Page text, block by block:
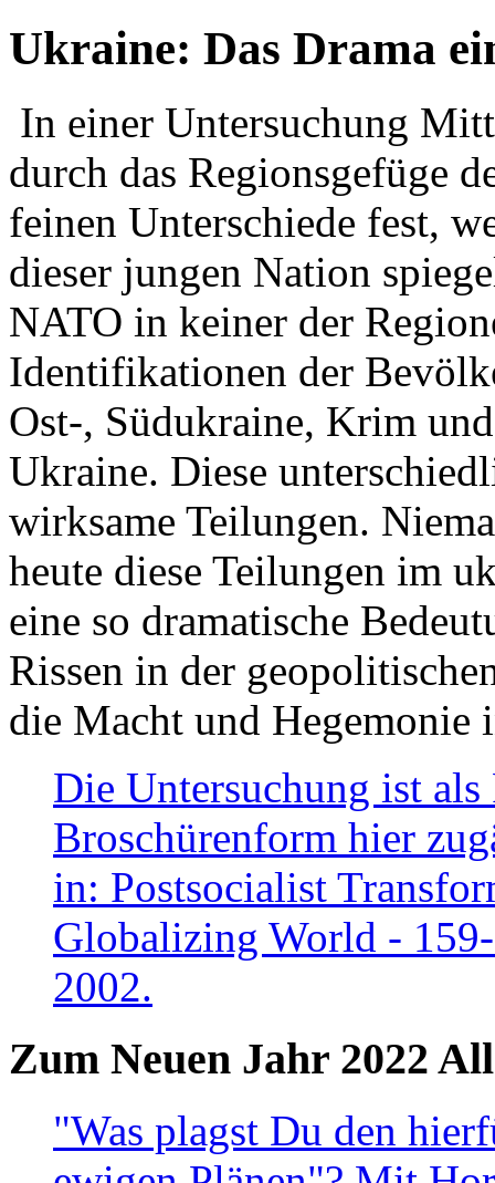
Ukraine: Das Drama
In einer Untersuchung
durch das Regionsgefüge
feinen Unterschiede fest,
dieser jungen Nation
NATO in keiner der
Identifikationen der
Ost-, Südukraine, Krim
Ukraine. Diese
wirksame Teilungen.
heute diese Teilungen im
eine so dramatische
Rissen in der
die Macht und Hegemonie
Die Untersuchung ist
Broschürenform hier
in: Postsocialist
Globalizing World -
2002.
Zum Neuen Jahr 2022
"Was plagst Du den